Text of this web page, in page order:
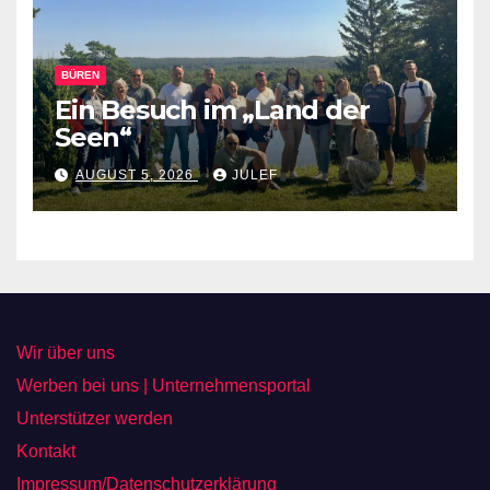
BÜREN
Ein Besuch im „Land der
Seen“
AUGUST 5, 2026 JULEF
Wir über uns
Werben bei uns | Unternehmensportal
Unterstützer werden
Kontakt
Impressum/Datenschutzerklärung